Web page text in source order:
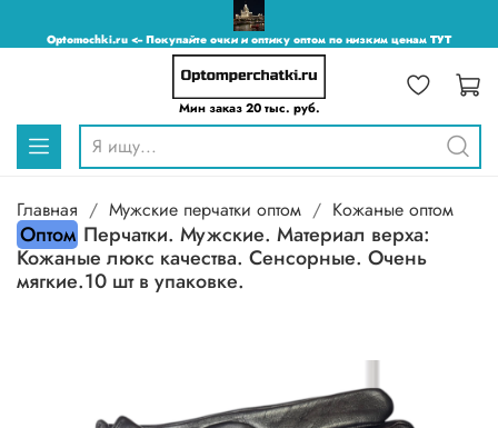
Optomochki.ru <-- Покупайте очки и оптику оптом по низким ценам ТУТ
Мин заказ 20 тыс. руб.
Главная Мужские перчатки оптом Кожаные оптом
Оптом Перчатки. Мужские. Материал верха:
Кожаные люкс качества. Сенсорные. Очень
мягкие.10 шт в упаковке.